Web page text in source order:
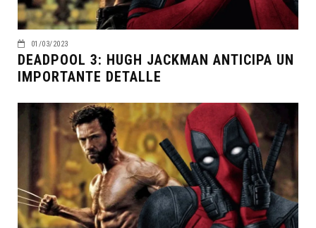
01/03/2023
DEADPOOL 3: HUGH JACKMAN ANTICIPA UN
IMPORTANTE DETALLE